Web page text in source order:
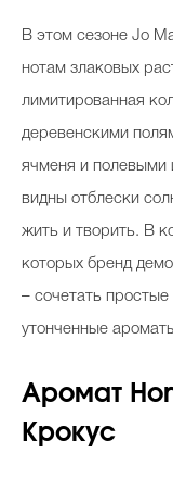
В этом сезоне Jo
нотам злаковых
лимитированная
деревенскими
ячменя и
видны отблески
жить и творить. В
которых бренд
– сочетать
утонченные
Аромат
Крокус